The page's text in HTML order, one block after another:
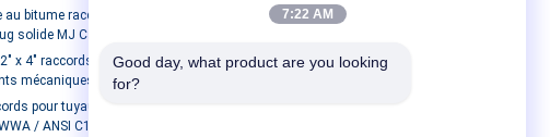
au bitume raccords de tuyaux en fonte Corps
solide MJ Cap solide
x 4" raccords pour tuyaux en fonte raccords
mécaniques MJ Cap 51 LBS Poids
pour tuyaux en fonte en fer ductile ASTM
/ ANSI C153
7:22 AM
Good day, what product are you looking
for?